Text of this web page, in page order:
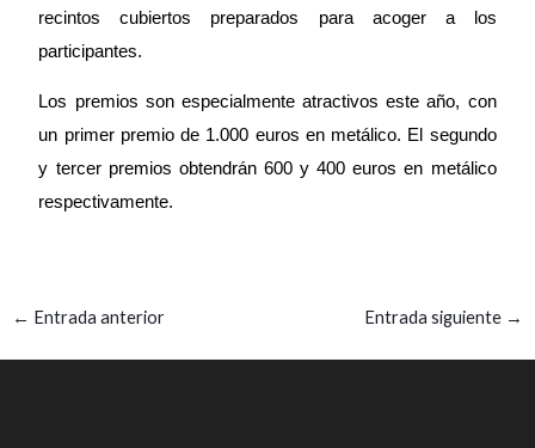
recintos cubiertos preparados para acoger a los
participantes.
Los premios son especialmente atractivos este año, con
un primer premio de 1.000 euros en metálico. El segundo
y tercer premios obtendrán 600 y400 euros en metálico
respectivamente.
← Entrada anterior Entrada siguiente →